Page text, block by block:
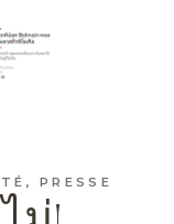
,PRESSE